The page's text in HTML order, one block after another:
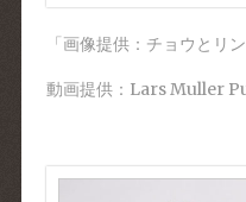
「画像提供：チョウとリン
動画提供：Lars Muller